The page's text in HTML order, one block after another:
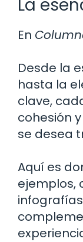
La
En
Desde la
hasta la
clave,
cohesión
se desea
Aquí es
ejemplos,